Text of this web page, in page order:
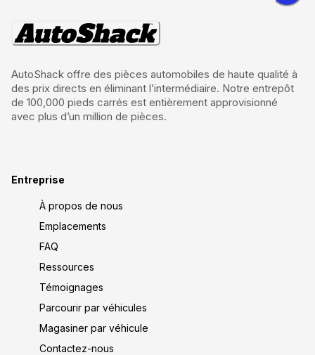
AutoShack offre des pièces automobiles de haute qualité à
des prix directs en éliminant l’intermédiaire. Notre entrepôt
de 100,000 pieds carrés est entièrement approvisionné
avec plus d’un million de pièces.
Entreprise
À propos de nous
Emplacements
FAQ
Ressources
Témoignages
Parcourir par véhicules
Magasiner par véhicule
Contactez-nous